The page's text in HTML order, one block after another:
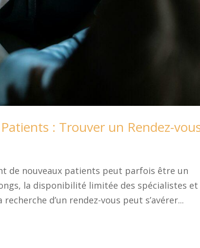
: Trouver un Rendez-
de nouveaux patients peut parfois être un
la disponibilité limitée des spécialistes
d’un rendez-vous peut s’avérer...